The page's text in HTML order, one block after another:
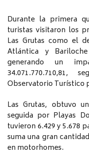
Durante la primera
turistas visitaron los
Las Grutas como el
Atlántica y
generando un
Observatorio Turístico
Las Grutas, obtuvo
seguida por Playas
tuvieron 6.429 y 5.678
suma una gran
en motorhomes.